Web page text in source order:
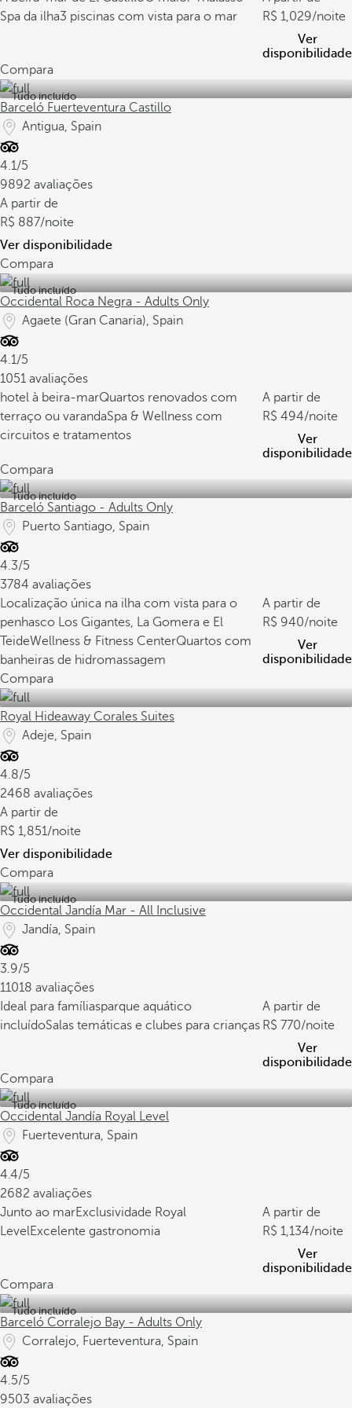
Spa da ilha3 piscinas com vista para o mar
1,029/noite
Ver
disponibilidade
Compara
Tudo incluído
Barceló Fuerteventura Castillo
Antigua, Spain
4.1/5
9892 avaliações
A partir de
887/noite
Ver disponibilidade
Compara
Tudo incluído
Occidental Roca Negra - Adults Only
Agaete (Gran Canaria), Spain
4.1/5
1051 avaliações
hotel à beira-marQuartos renovados com
terraço ou varandaSpa & Wellness com
circuitos e tratamentos
A partir de
494/noite
Ver
disponibilidade
Compara
Tudo incluído
Barceló Santiago - Adults Only
Puerto Santiago, Spain
4.3/5
3784 avaliações
Localização única na ilha com vista para o
penhasco Los Gigantes, La Gomera e El
TeideWellness & Fitness CenterQuartos com
banheiras de hidromassagem
A partir de
940/noite
Ver
disponibilidade
Compara
Royal Hideaway Corales Suites
Adeje, Spain
4.8/5
2468 avaliações
A partir de
1,851/noite
Ver disponibilidade
Compara
Tudo incluído
Occidental Jandía Mar - All Inclusive
Jandía, Spain
3.9/5
11018 avaliações
Ideal para famíliasparque aquático
incluídoSalas temáticas e clubes para crianças
A partir de
770/noite
Ver
disponibilidade
Compara
Tudo incluído
Occidental Jandía Royal Level
Fuerteventura, Spain
4.4/5
2682 avaliações
Junto ao marExclusividade Royal
LevelExcelente gastronomia
A partir de
1,134/noite
Ver
disponibilidade
Compara
Tudo incluído
Barceló Corralejo Bay - Adults Only
Corralejo, Fuerteventura, Spain
4.5/5
9503 avaliações